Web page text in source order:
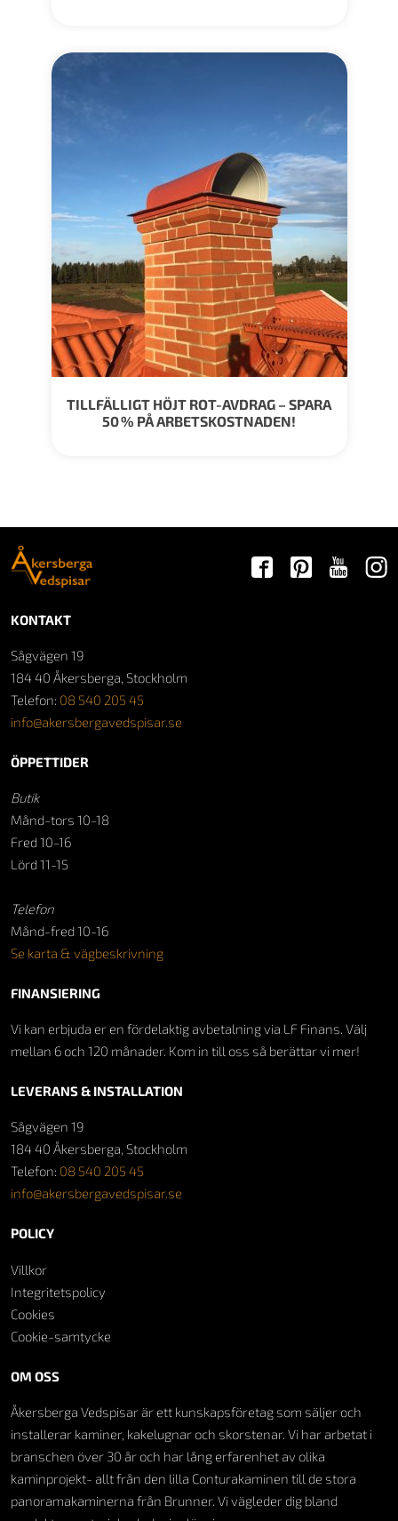
TILLFÄLLIGT HÖJT ROT-AVDRAG – SPARA
50 % PÅ ARBETSKOSTNADEN!
OM OSS
Åkersberga Vedspisar är ett kunskapsföretag som säljer och
installerar kaminer, kakelugnar och skorstenar. Vi har arbetat i
branschen över 30 år och har lång erfarenhet av olika
kaminprojekt- allt från den lilla Conturakaminen till de stora
panoramakaminerna från Brunner. Vi vägleder dig bland
KONTAKT
Sågvägen 19
184 40 Åkersberga, Stockholm
Telefon: 08 540 205 45
info@akersbergavedspisar.se
ÖPPETTIDER
Butik
Månd-tors 10-18
Fred 10-16
Lörd 11-15
Telefon
Månd-fred 10-16
Se karta & vägbeskrivning
FINANSIERING
Vi kan erbjuda er en fördelaktig avbetalning via LF Finans. Välj
mellan 6 och 120 månader. Kom in till oss så berättar vi mer!
LEVERANS & INSTALLATION
Sågvägen 19
184 40 Åkersberga, Stockholm
Telefon: 08 540 205 45
info@akersbergavedspisar.se
POLICY
Villkor
Integritetspolicy
Cookies
Cookie-samtycke